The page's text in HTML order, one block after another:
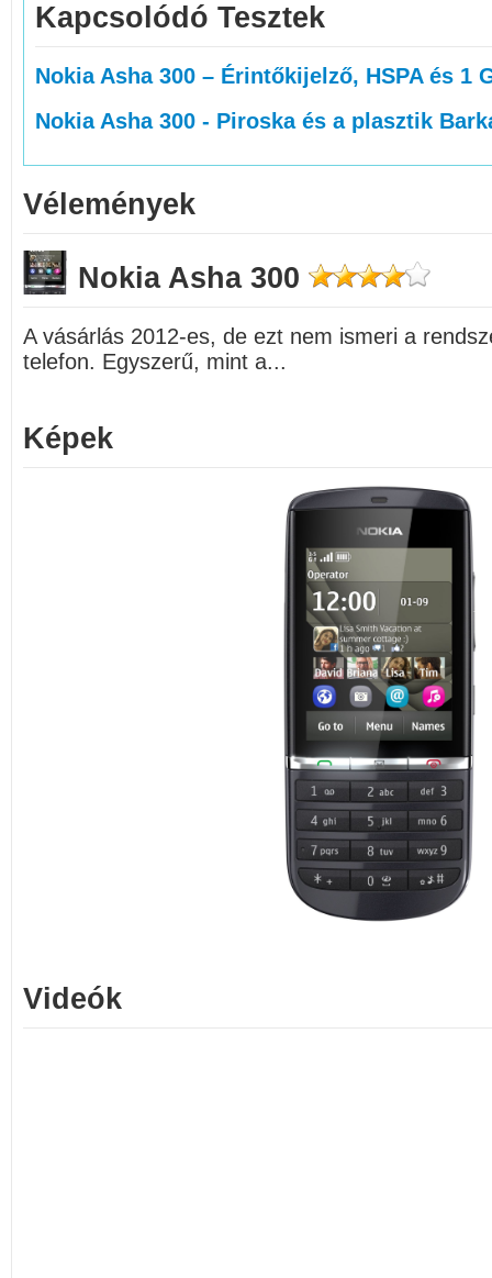
Kapcsolódó Tesztek
Nokia Asha 300 – Érintőkijelző, HSPA és 1
Nokia Asha 300 - Piroska és a plasztik
Vélemények
Nokia Asha 300
A vásárlás 2012-es, de ezt nem ismeri a
telefon. Egyszerű, mint a...
Képek
Videók